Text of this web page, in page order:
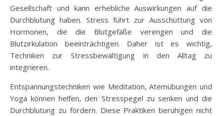
Gesellschaft und kann erhebliche Auswirkungen auf die
Durchblutung haben. Stress führt zur Ausschüttung von
Hormonen, die die Blutgefäße verengen und die
Blutzirkulation beeinträchtigen. Daher ist es wichtig,
Techniken zur Stressbewältigung in den Alltag zu
integrieren.
Entspannungstechniken wie Meditation, Atemübungen und
Yoga können helfen, den Stresspegel zu senken und die
Durchblutung zu fördern. Diese Praktiken beruhigen nicht